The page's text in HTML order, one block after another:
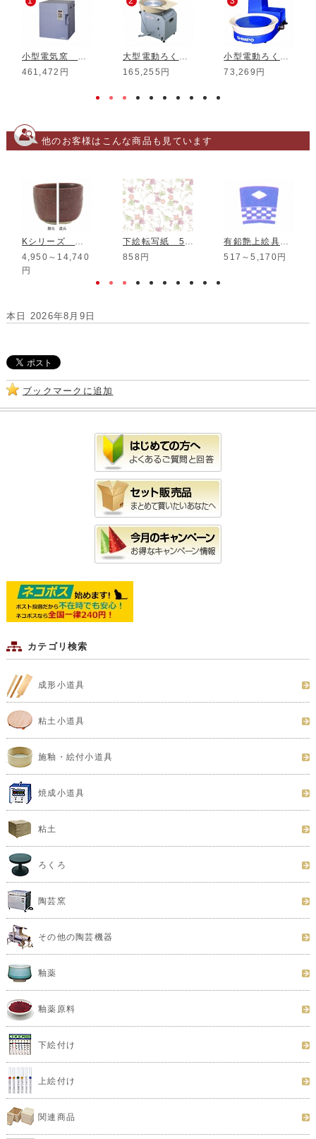
小型電気窯 DMT-01
461,472円
大型電動ろくろ RK-3D
165,255円
小型電動ろくろ RK-5T
73,269円
他のお客様はこんな商品も見ています
Kシリーズ 赤伊羅保釉
4,950～14,740
円
下絵転写紙 5色山ぶどう更紗更紗
858円
有鉛艶上絵具 アメーズブルー
517～5,170円
本日 2026年8月9日
ブックマークに追加
カテゴリ検索
成形小道具
粘土小道具
施釉・絵付小道具
焼成小道具
粘土
ろくろ
陶芸窯
その他の陶芸機器
釉薬
釉薬原料
下絵付け
上絵付け
関連商品